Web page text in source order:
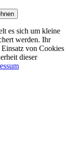
es sich um kleine
werden. Ihr
von Cookies
dieser